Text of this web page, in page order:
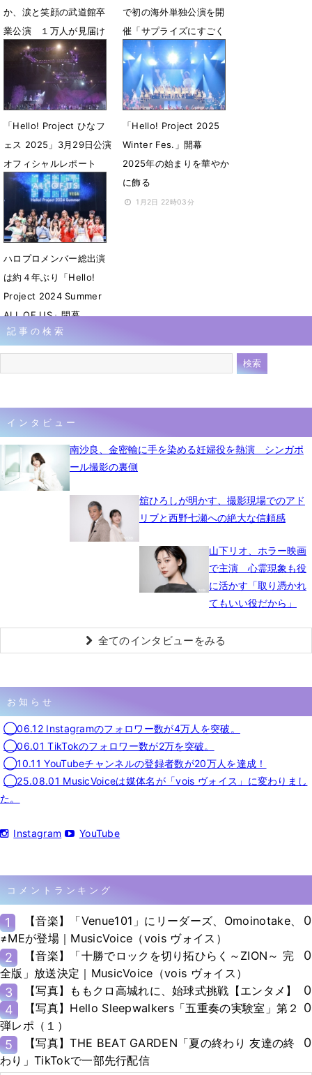
か、涙と笑顔の武道館卒
業公演 １万人が見届け
た「新たな旅立ち」
6月10日 22時44分
で初の海外単独公演を開
催「サプライズにすごく
感動」
4月29日 19時00分
「Hello! Project ひなフ
ェス 2025」3月29日公演
オフィシャルレポート
3月29日 22時59分
「Hello! Project 2025
Winter Fes.」開幕
2025年の始まりを華やか
に飾る
1月2日 22時03分
ハロプロメンバー総出演
は約４年ぶり「Hello!
Project 2024 Summer
ALL OF US」開幕
7月14日 23時30分
記事の検索
インタビュー
南沙良、金密輸に手を染める妊婦役を熱演 シンガポ
ール撮影の裏側
舘ひろしが明かす、撮影現場でのアド
リブと西野七瀬への絶大な信頼感
山下リオ、ホラー映画
で主演 心霊現象も役
に活かす「取り憑かれ
てもいい役だから」
全てのインタビューをみる
お知らせ
◯06.12 Instagramのフォロワー数が4万人を突破。
◯06.01 TikTokのフォロワー数が2万を突破。
◯10.11 YouTubeチャンネルの登録者数が20万人を達成！
◯25.08.01 MusicVoiceは媒体名が「vois ヴォイス」に変わりまし
た。
Instagram YouTube
コメントランキング
1
【音楽】「Venue101」にリーダーズ、Omoinotake、
≠MEが登場｜MusicVoice（vois ヴォイス）
0
2
【音楽】「十勝でロックを切り拓ひらく～ZION～ 完
全版」放送決定｜MusicVoice（vois ヴォイス）
0
3 【写真】ももクロ高城れに、始球式挑戦【エンタメ】
0
4
【写真】Hello Sleepwalkers「五重奏の実験室」第２
弾レポ（１）
0
5
【写真】THE BEAT GARDEN「夏の終わり 友達の終
わり」TikTokで一部先行配信
0